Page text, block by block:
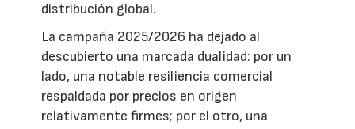
distribución global.
La campaña 2025/2026 ha dejado al
descubierto una marcada dualidad: por un
lado, una notable resiliencia comercial
respaldada por precios en origen
relativamente firmes; por el otro, una